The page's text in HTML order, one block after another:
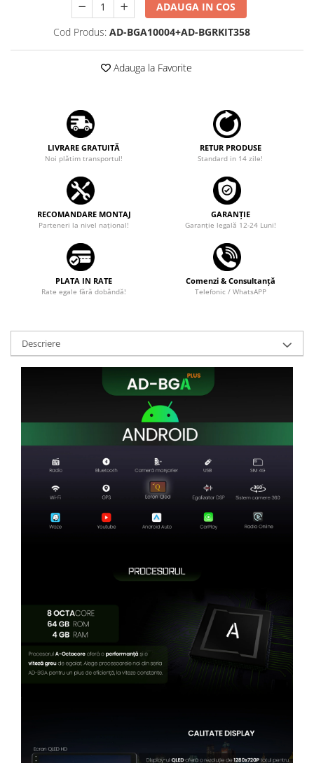
Camere marșarier auto
Camere marșarier universale
Camere Mercedes Benz
Camere BMW
Camere Opel
Camere Iveco
Camere Renault
Camere Peugeot
Camere Fiat
Camere înregistrare trafic
Accesorii multimedia
Conectică Audi
Conectică Volkswagen
ADAUGA IN COS
Cod Produs: AD-BGA10004+AD-BGRKIT358
Adauga la Favorite
LIVRARE GRATUITĂ
Noi plătim transportul!
RETUR PRODUSE
Standard in 14 zile!
RECOMANDARE MONTAJ
Parteneri la nivel național!
GARANȚIE
Garanţie legală 12-24 Luni!
PLATA IN RATE
Rate egale fără dobândă!
Comenzi & Consultanță
Telefonic / WhatsAPP
Descriere